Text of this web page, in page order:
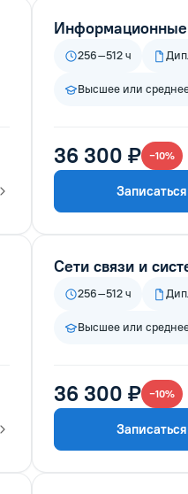
Информационные
256–512 ч
Высшее или
36 300 ₽ −10%
Записаться
Сети связи и
256–512 ч
Высшее или
36 300 ₽ −10%
Записаться